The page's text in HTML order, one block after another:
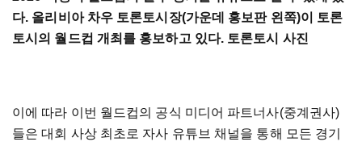
다. 올리비아 차우 토론토시장(가운데 홍보판 왼쪽)이 토론
토시의 월드컵 개최를 홍보하고 있다. 토론토시 사진
이에 따라 이번 월드컵의 공식 미디어 파트너사(중계권사)
들은 대회 사상 최초로 자사 유튜브 채널을 통해 모든 경기